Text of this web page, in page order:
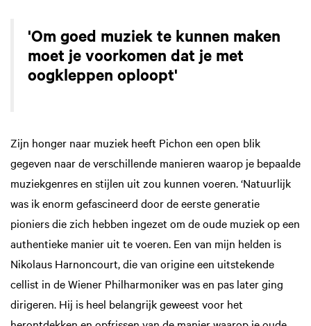
'Om goed muziek te kunnen maken
moet je voorkomen dat je met
oogkleppen oploopt'
Zijn honger naar muziek heeft Pichon een open blik
gegeven naar de verschillende manieren waarop je bepaalde
muziekgenres en stijlen uit zou kunnen voeren. ‘Natuurlijk
was ik enorm gefascineerd door de eerste generatie
pioniers die zich hebben ingezet om de oude muziek op een
authentieke manier uit te voeren. Een van mijn helden is
Nikolaus Harnoncourt, die van origine een uitstekende
cellist in de Wiener Philharmoniker was en pas later ging
dirigeren. Hij is heel belangrijk geweest voor het